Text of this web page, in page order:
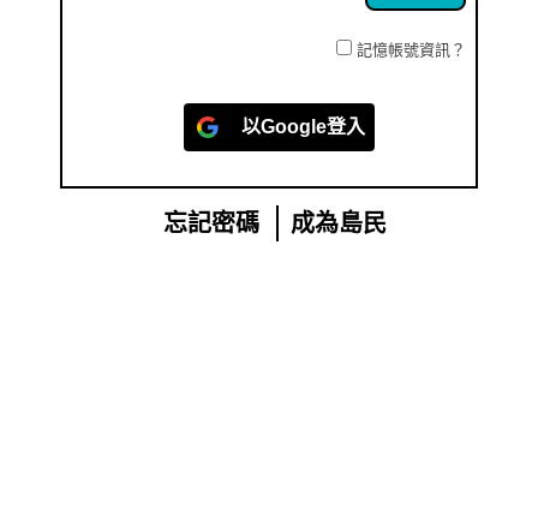
記憶帳號資訊？
以Google登入
忘記密碼 成為島民